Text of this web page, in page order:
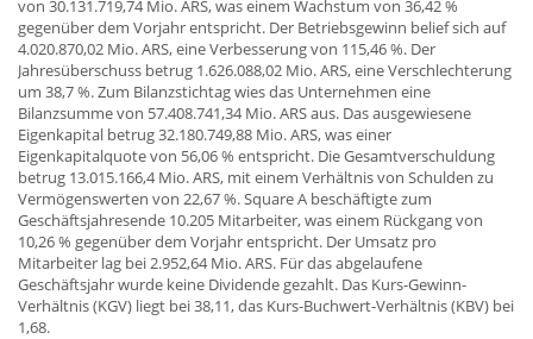
von 30.131.719,74 Mio. ARS, was einem Wachstum von 36,42 %
gegenüber dem Vorjahr entspricht. Der Betriebsgewinn belief sich auf
4.020.870,02 Mio. ARS, eine Verbesserung von 115,46 %. Der
Jahresüberschuss betrug 1.626.088,02 Mio. ARS, eine Verschlechterung
um 38,7 %. Zum Bilanzstichtag wies das Unternehmen eine
Bilanzsumme von 57.408.741,34 Mio. ARS aus. Das ausgewiesene
Eigenkapital betrug 32.180.749,88 Mio. ARS, was einer
Eigenkapitalquote von 56,06 % entspricht. Die Gesamtverschuldung
betrug 13.015.166,4 Mio. ARS, mit einem Verhältnis von Schulden zu
Vermögenswerten von 22,67 %. Square A beschäftigte zum
Geschäftsjahresende 10.205 Mitarbeiter, was einem Rückgang von
10,26 % gegenüber dem Vorjahr entspricht. Der Umsatz pro
Mitarbeiter lag bei 2.952,64 Mio. ARS. Für das abgelaufene
Geschäftsjahr wurde keine Dividende gezahlt. Das Kurs-Gewinn-
Verhältnis (KGV) liegt bei 38,11, das Kurs-Buchwert-Verhältnis (KBV) bei
1,68.